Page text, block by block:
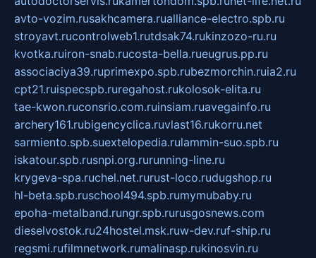
avto-vozim.rusakhcamera.rualliance-electro.spb.ru
stroyavt.rucontrolweb1.rutdsak74.rukinzozo-ru.ru
kvotka.ruiron-snab.rucosta-bella.rueugrus.pp.ru
associaciya39.ruprimexpo.spb.rubezmorchin.ruia2.ru
cpt21.ruispecspb.ruregahost.rukolosok-elita.ru
tae-kwon.ruconsrio.com.ruinsiam.ruavegainfo.ru
archery161.rubigencyclica.ruvlast16.rukorru.net
sarmiento.spb.suextelopedia.rulammin-suo.spb.ru
iskatour.spb.rusnpi.org.rurunning-line.ru
krygeva-spa.ruchel.net.rurust-loco.rudugshop.ru
hl-beta.spb.ruschool494.spb.rumymubaby.ru
epoha-metalband.rungr.spb.rurusgosnews.com
dieselvostok.ru24hostel.msk.ruw-dev.ruf-ship.ru
regsmi.rufilmnetwork.rumalinasp.rukinosvin.ru